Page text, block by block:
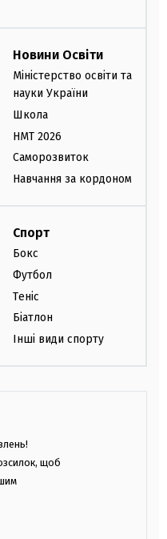
Новини Освіти
Міністерство освіти та
науки України
Школа
НМТ 2026
Саморозвиток
Навчання за кордоном
Спорт
Бокс
Футбол
Теніс
Біатлон
Інші види спорту
щоб